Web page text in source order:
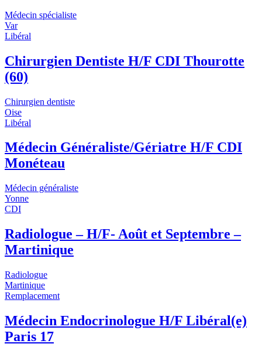
Médecin spécialiste
Var
Libéral
Chirurgien Dentiste H/F CDI Thourotte
(60)
Chirurgien dentiste
Oise
Libéral
Médecin Généraliste/Gériatre H/F CDI
Monéteau
Médecin généraliste
Yonne
CDI
Radiologue – H/F- Août et Septembre –
Martinique
Radiologue
Martinique
Remplacement
Médecin Endocrinologue H/F Libéral(e)
Paris 17